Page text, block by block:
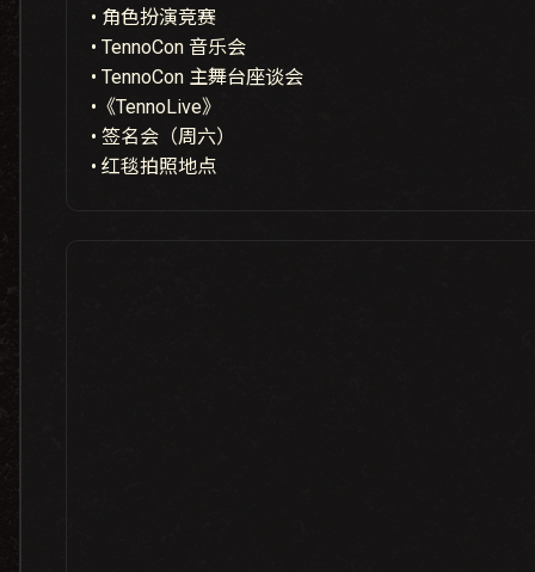
• 角色扮演竞赛
• TennoCon 音乐会
• TennoCon 主舞台座谈会
•《TennoLive》
• 签名会（周六）
• 红毯拍照地点